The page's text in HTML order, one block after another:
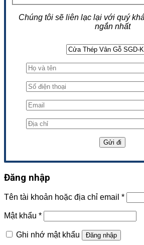
Chúng tôi sẽ liên lạc lại với quý
ngắn nhất
Đăng nhập
Tên tài khoản hoặc địa chỉ email *
Mật khẩu *
Ghi nhớ mật khẩu Đăng nhập